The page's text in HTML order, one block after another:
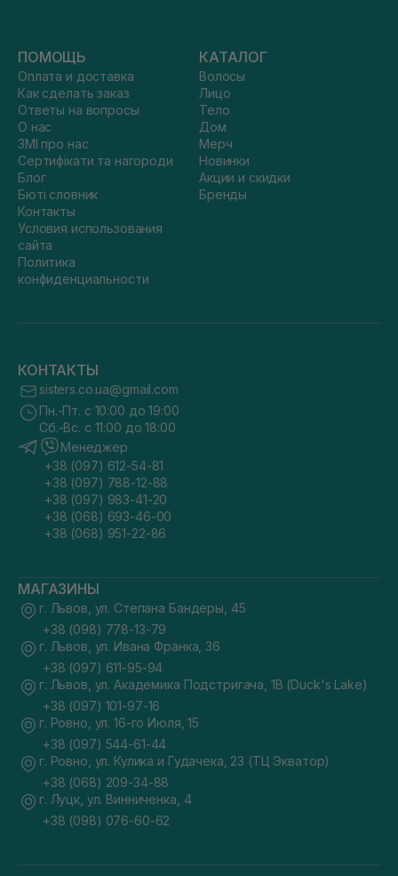
ПОМОЩЬ
Оплата и доставка
Как сделать заказ
Ответы на вопросы
О нас
ЗМІ про нас
Сертифікати та нагороди
Блог
Бюті словник
Контакты
Условия использования
сайта
Политика
конфиденциальности
КАТАЛОГ
Волосы
Лицо
Тело
Дом
Мерч
Новинки
Акции и скидки
Бренды
КОНТАКТЫ
sisters.co.ua@gmail.com
Пн.-Пт. с 10:00 до 19:00
Сб.-Вс. с 11:00 до 18:00
Менеджер
+38 (097) 612-54-81
+38 (097) 788-12-88
+38 (097) 983-41-20
+38 (068) 693-46-00
+38 (068) 951-22-86
МАГАЗИНЫ
г. Львов, ул. Степана Бандеры, 45
+38 (098) 778-13-79
г. Львов, ул. Ивана Франка, 36
+38 (097) 611-95-94
г. Львов, ул. Академика Подстригача, 1В (Duck's Lake)
+38 (097) 101-97-16
г. Ровно, ул. 16-го Июля, 15
+38 (097) 544-61-44
г. Ровно, ул. Кулика и Гудачека, 23 (ТЦ Экватор)
+38 (068) 209-34-88
г. Луцк, ул. Винниченка, 4
+38 (098) 076-60-62